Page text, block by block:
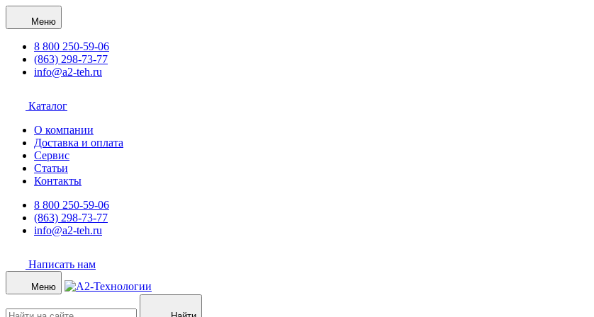
Меню
8 800 250-59-06
(863) 298-73-77
info@a2-teh.ru
Каталог
О компании
Доставка и оплата
Сервис
Статьи
Контакты
8 800 250-59-06
(863) 298-73-77
info@a2-teh.ru
Написать нам
Меню